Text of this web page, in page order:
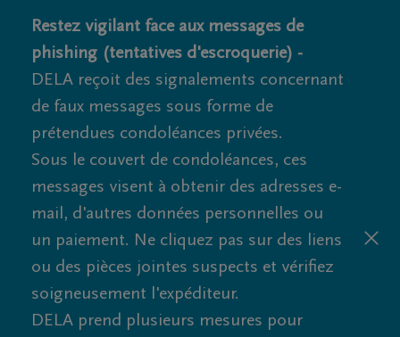
Restez vigilant face aux messages de
phishing (tentatives d'escroquerie) -
DELA reçoit des signalements concernant
de faux messages sous forme de
prétendues condoléances privées.
Sous le couvert de condoléances, ces
messages visent à obtenir des adresses e-
mail, d'autres données personnelles ou
un paiement. Ne cliquez pas sur des liens
ou des pièces jointes suspects et vérifiez
soigneusement l'expéditeur.
DELA prend plusieurs mesures pour